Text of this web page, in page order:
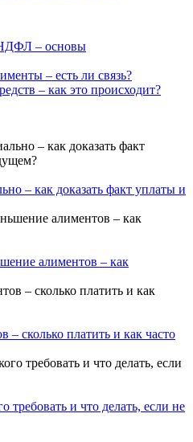
– основы
– есть ли связь?
– как это происходит?
– как доказать факт уплаты и
алиментов – как
– сколько платить и как часто
требовать и что делать, если не